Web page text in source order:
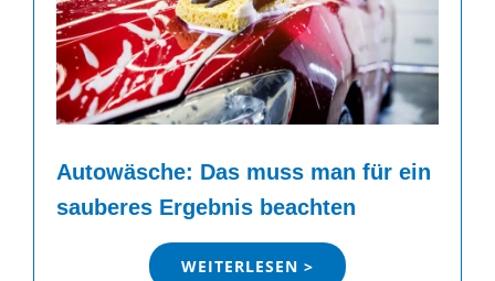
Autowäsche: Das muss man für ein
sauberes Ergebnis beachten
WEITERLESEN >